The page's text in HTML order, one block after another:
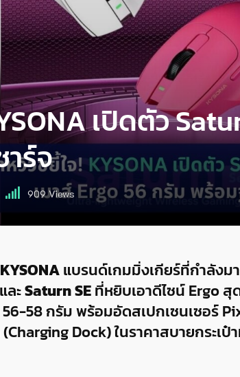
เปิดตัว
ร์จ
909Views
KYSONAแบรนด์เกมมิ่งเกียร์ที่กำลังม
และSaturn SEที่หยิบเอาดีไซน์ Ergo
58 กรัม พร้อมอัดสเปกเซนเซอร์
Dock) ในราคาสบายกระเป๋